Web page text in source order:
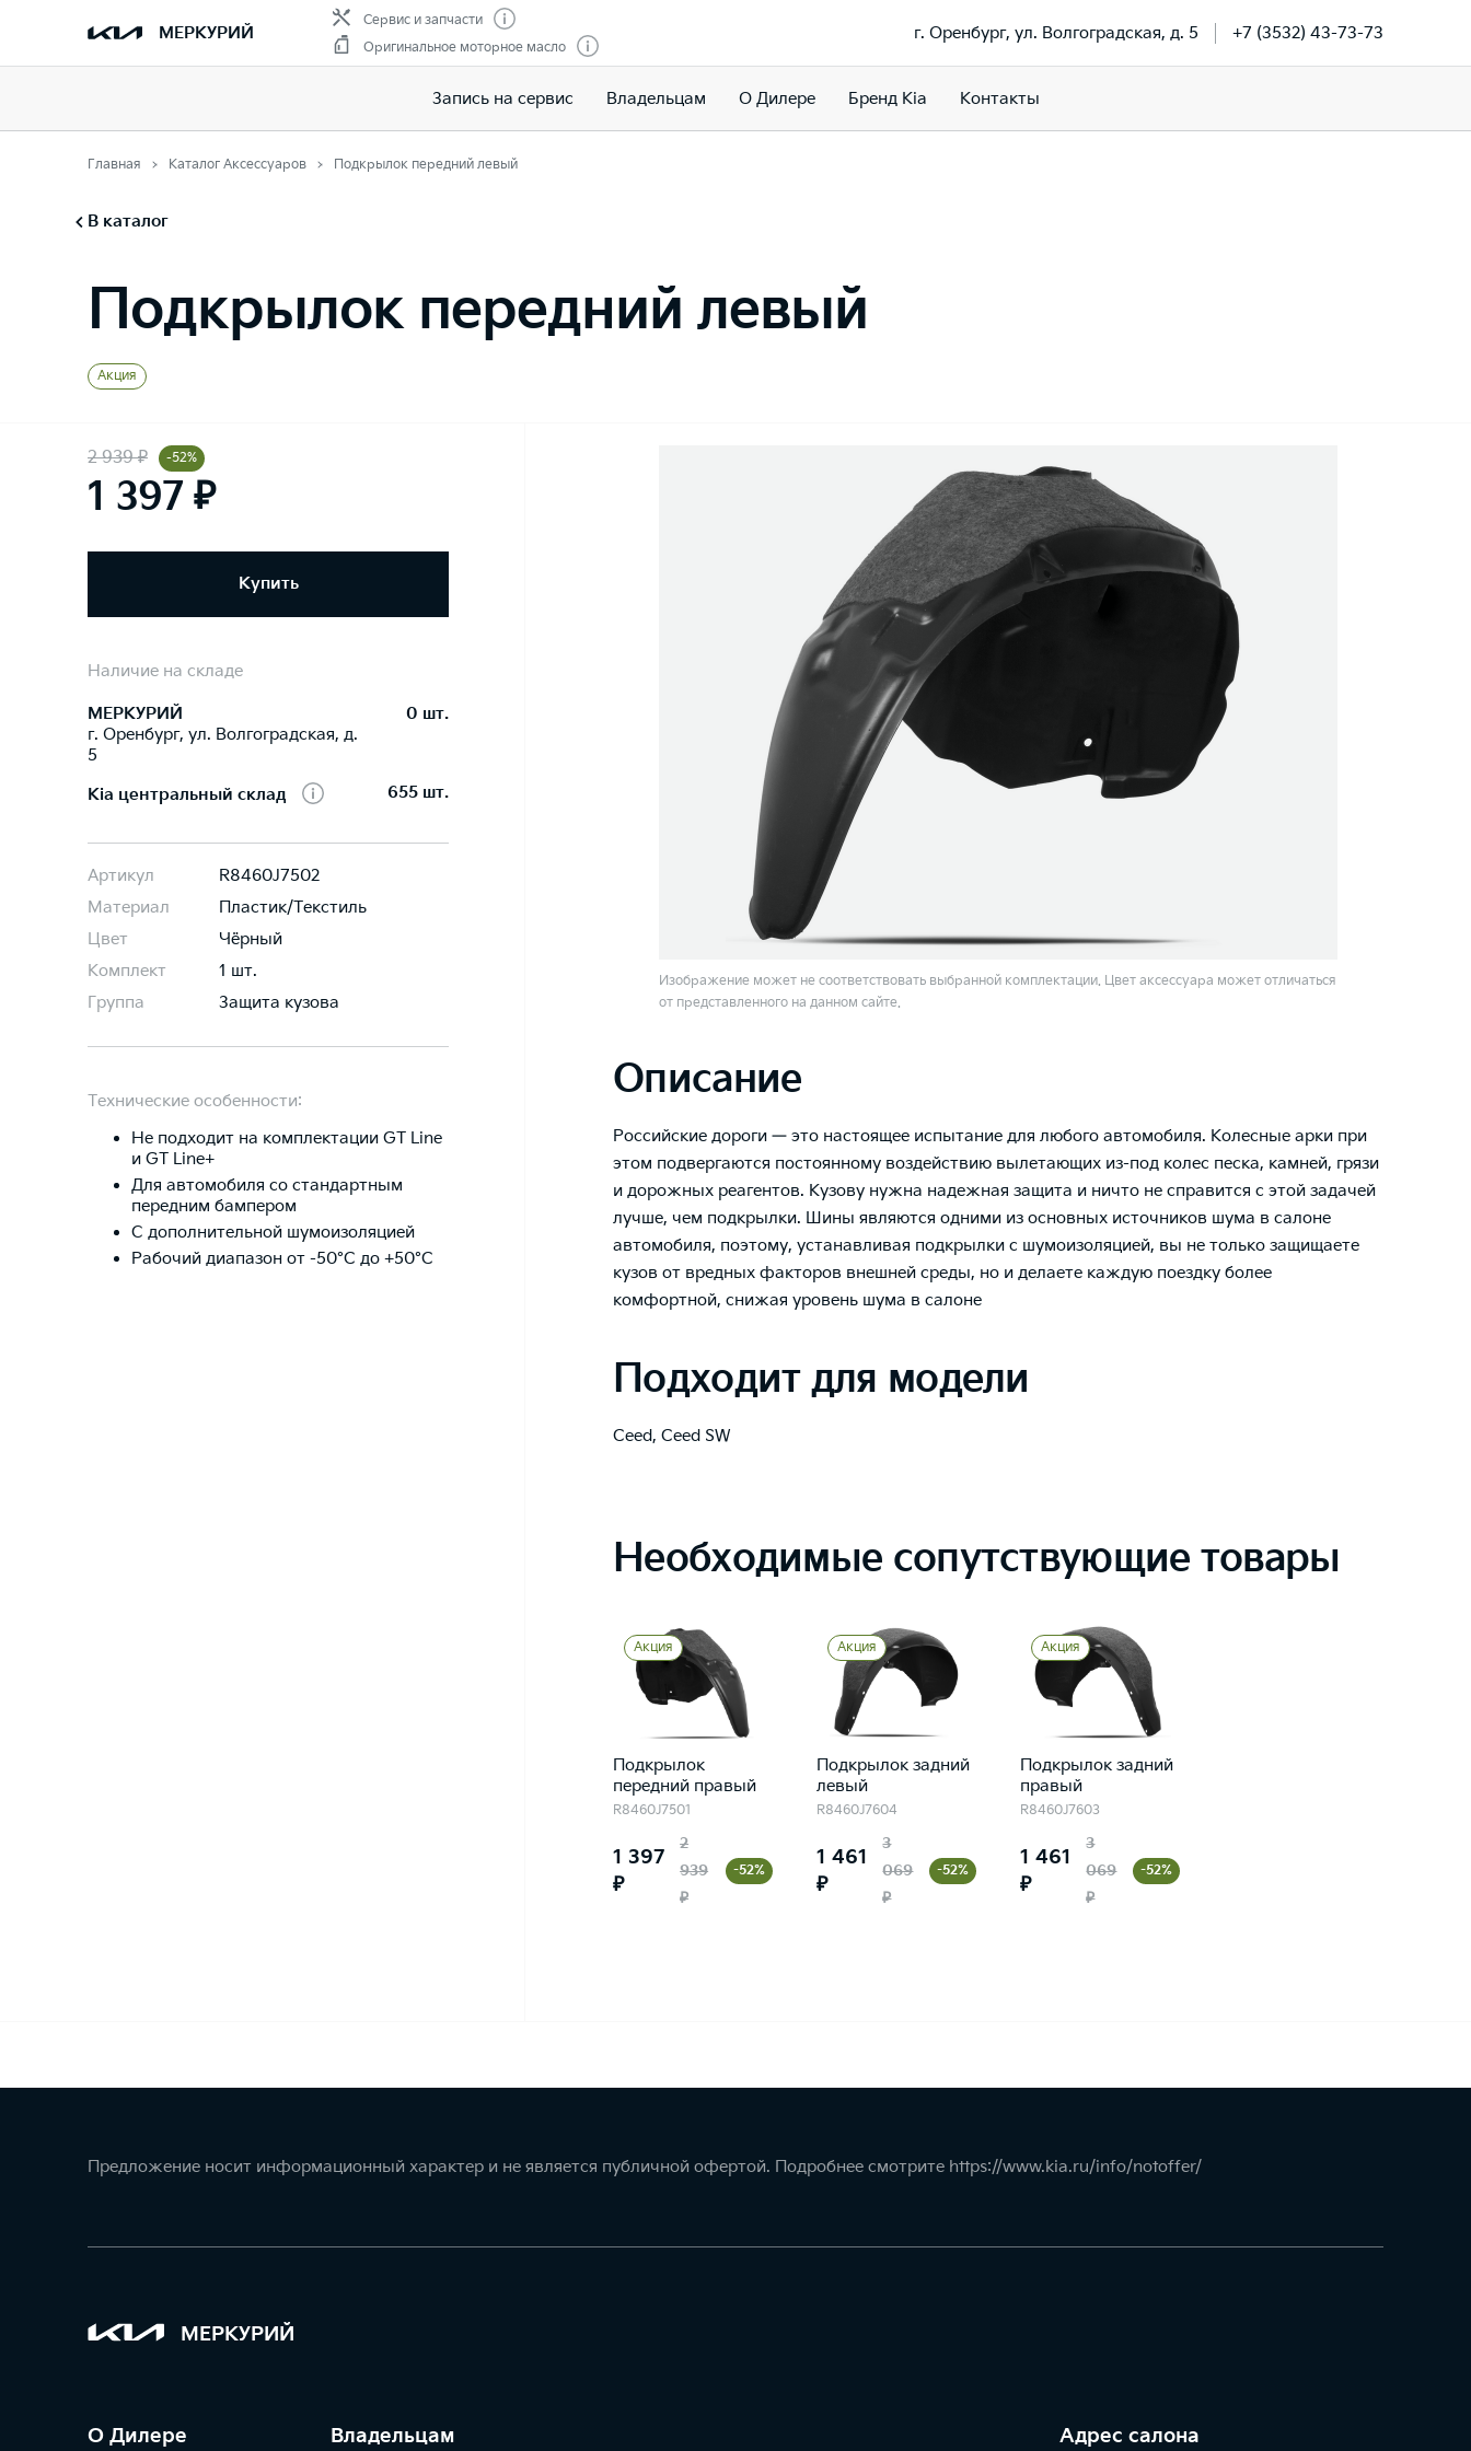
МЕРКУРИЙ
Сервис и запчасти
Оригинальное моторное масло
г. Оренбург, ул. Волгоградская, д. 5 +7 (3532) 43-73-73
Запись на сервис Владельцам О Дилере Бренд Kia Контакты
Главная Каталог Аксессуаров Подкрылок передний левый
В каталог
Подкрылок передний левый
Акция
2 939 ₽ -52%
1 397 ₽
Купить
Наличие на складе
МЕРКУРИЙ
г. Оренбург, ул. Волгоградская, д.
5
0 шт.
Kia центральный склад 655 шт.
Артикул
R8460J7502
Материал
Пластик/Текстиль
Цвет
Чёрный
Комплект
1 шт.
Группа
Защита кузова
Технические особенности:
Не подходит на комплектации GT Line
и GT Line+
Для автомобиля со стандартным
передним бампером
С дополнительной шумоизоляцией
Рабочий диапазон от -50°C до +50°C
Изображение может не соответствовать выбранной комплектации. Цвет аксессуара может отличаться
от представленного на данном сайте.
Описание
Российские дороги — это настоящее испытание для любого автомобиля. Колесные арки при
этом подвергаются постоянному воздействию вылетающих из-под колес песка, камней, грязи
и дорожных реагентов. Кузову нужна надежная защита и ничто не справится с этой задачей
лучше, чем подкрылки. Шины являются одними из основных источников шума в салоне
автомобиля, поэтому, устанавливая подкрылки с шумоизоляцией, вы не только защищаете
кузов от вредных факторов внешней среды, но и делаете каждую поездку более
комфортной, снижая уровень шума в салоне
Подходит для модели
Ceed, Ceed SW
Необходимые сопутствующие товары
Акция
Подкрылок
передний правый
R8460J7501
1 397
₽
2
939
₽
-52%
Акция
Подкрылок задний
левый
R8460J7604
1 461
₽
3
069
₽
-52%
Акция
Подкрылок задний
правый
R8460J7603
1 461
₽
3
069
₽
-52%
Предложение носит информационный характер и не является публичной офертой. Подробнее смотрите https://www.kia.ru/info/notoffer/
МЕРКУРИЙ
О Дилере Владельцам Адрес салонa